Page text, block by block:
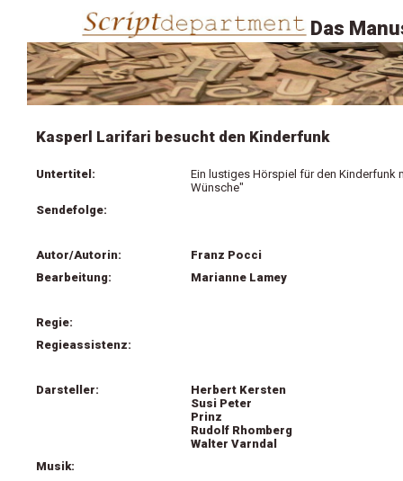
Das
Kasperl Larifari besucht den Kinderfunk
Untertitel:
Ein lustiges Hörspiel für den Kinderfunk
Wünsche"
Sendefolge:
Autor/Autorin:
Franz Pocci
Bearbeitung:
Marianne Lamey
Regie:
Regieassistenz:
Darsteller:
Herbert Kersten
Susi Peter
Prinz
Rudolf Rhomberg
Walter Varndal
Musik: